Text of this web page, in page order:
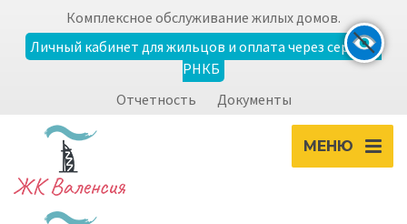
Экран
Уменьшить
zoom_in
Увеличить
Комплексное обслуживание жилых домов.
Личный кабинет для жильцов и оплата через сервисы
РНКБ
Отчетность
Документы
МЕНЮ